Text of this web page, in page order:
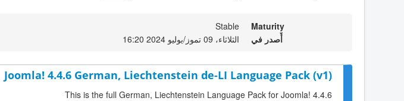
Maturity
Stable
أٌصدر في
الثلاثاء، 09 تموز/يوليو 2024 16:20
Joomla! 4.4.6 German, Liechtenstein de-LI Language Pack (v1)
This is the full German, Liechtenstein Language Pack for Joomla! 4.4.6